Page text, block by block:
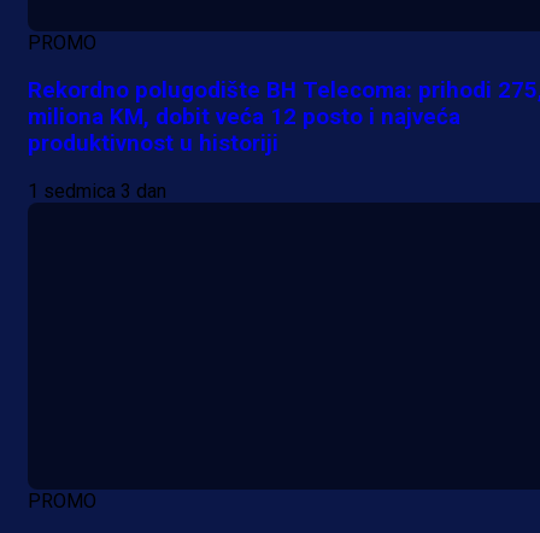
PROMO
Rekordno polugodište BH Telecoma: prihodi
miliona KM, dobit veća 12 posto i najveća
produktivnost u historiji
1 sedmica 3 dan
PROMO